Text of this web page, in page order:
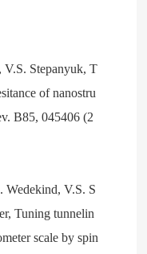
V.S. Stepanyuk, T
of nanostru
B85, 045406 (2
Wedekind, V.S. S
Tuning tunnelin
scale by spin